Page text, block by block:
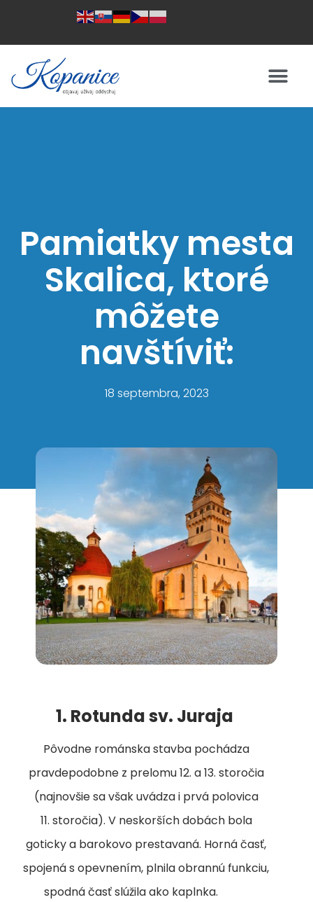
Pamiatky mesta
Skalica, ktoré
môžete
navštíviť:
18 septembra, 2023
1. Rotunda sv. Juraja
Pôvodne románska stavba pochádza
pravdepodobne z prelomu 12. a 13. storočia
(najnovšie sa však uvádza i prvá polovica
11. storočia). V neskorších dobách bola
goticky a barokovo prestavaná. Horná časť,
spojená s opevnením, plnila obrannú funkciu,
spodná časť slúžila ako kaplnka.